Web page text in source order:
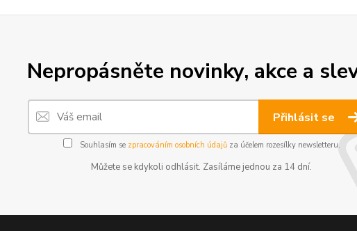
Nepropásněte novinky, akce a
Přihlásit se
Souhlasím se zpracováním osobních údajůza účelem rozesílky newsletteru.
Můžete se kdykoli odhlásit. Zasíláme jednou za 14 dní.